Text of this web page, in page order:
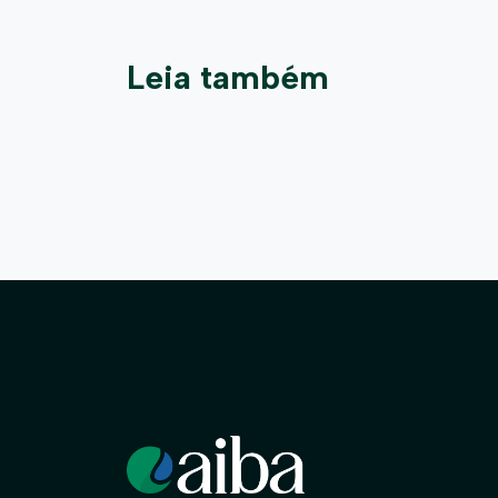
Leia também